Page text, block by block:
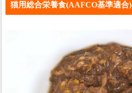
猫用総合栄養食(AAFCO基準適合)